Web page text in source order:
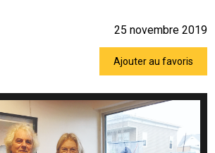
25 novembre 2019
Ajouter au favoris